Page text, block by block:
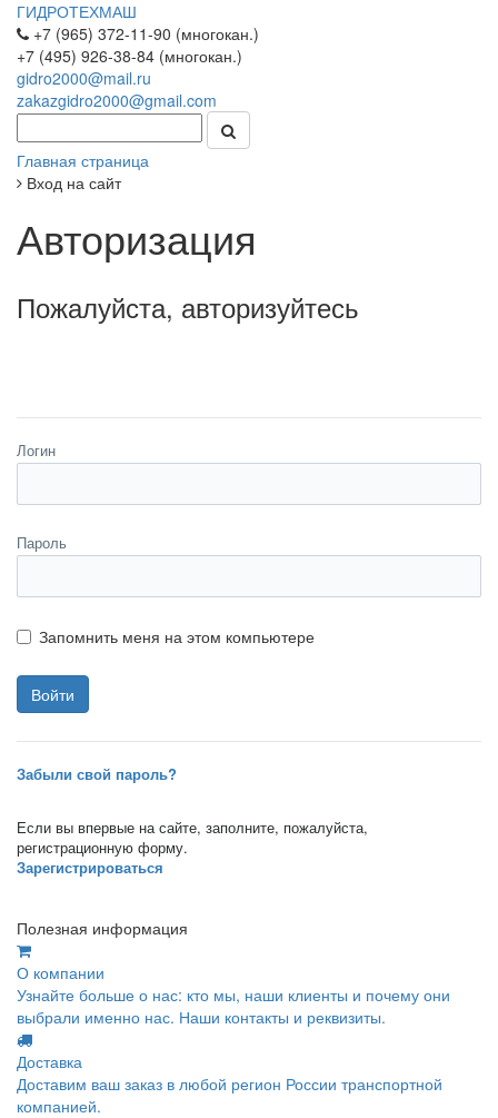
ГИДРОТЕХМАШ
+7 (965) 372-11-90 (многокан.)
+7 (495) 926-38-84 (многокан.)
gidro2000@mail.ru
zakazgidro2000@gmail.com
Главная страница
Вход на сайт
Авторизация
Пожалуйста, авторизуйтесь
Логин
Пароль
Запомнить меня на этом компьютере
Забыли свой пароль?
Если вы впервые на сайте, заполните, пожалуйста,
регистрационную форму.
Зарегистрироваться
Полезная информация
О компании
Узнайте больше о нас: кто мы, наши клиенты и почему они
выбрали именно нас. Наши контакты и реквизиты.
Доставка
Доставим ваш заказ в любой регион России транспортной
компанией.